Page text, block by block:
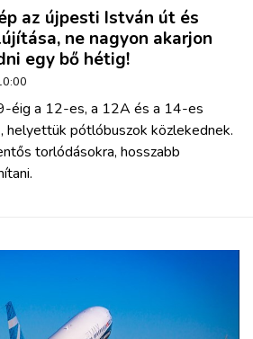
az újpesti István út és
ne nagyon akarjon
egy bő hétig!
éig a 12-es, a 12A és a 14-es
helyettük pótlóbuszok közlekednek.
torlódásokra, hosszabb